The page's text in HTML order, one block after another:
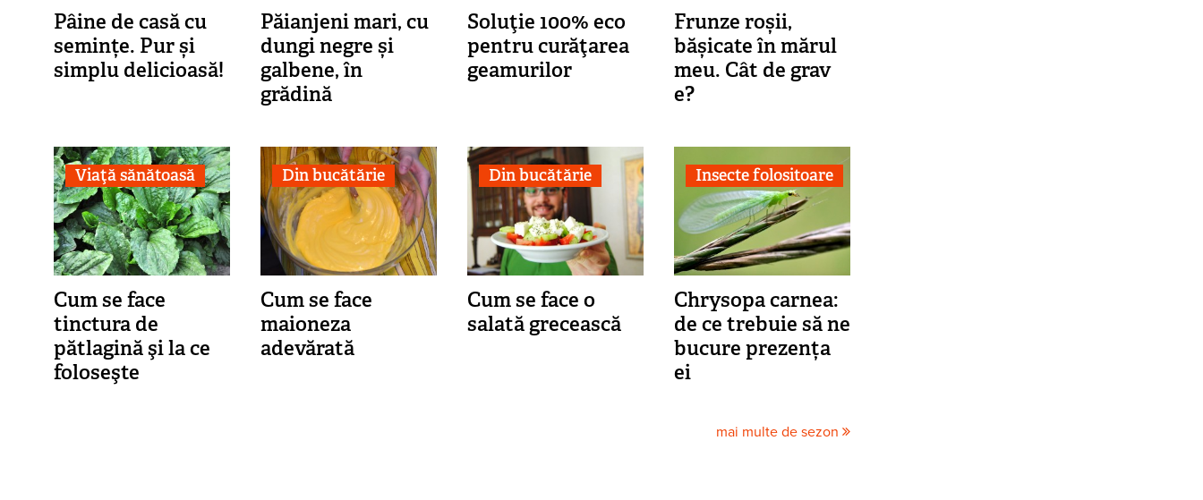
Pâine de casă cu
semințe. Pur și
simplu delicioasă!
Păianjeni mari, cu
dungi negre și
galbene, în
grădină
Soluţie 100% eco
pentru curăţarea
geamurilor
Frunze roșii,
bășicate în mărul
meu. Cât de grav
e?
Viaţă sănătoasă
Cum se face
tinctura de
pătlagină şi la ce
foloseşte
Din bucătărie
Cum se face
maioneza
adevărată
Din bucătărie
Cum se face o
salată grecească
Insecte folositoare
Chrysopa carnea:
de ce trebuie să ne
bucure prezența
ei
mai multe de sezon